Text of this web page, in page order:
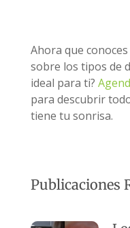
Ahora que
sobre los tipos de
ideal para ti?
para descubrir
tiene tu sonrisa.
Publicaciones